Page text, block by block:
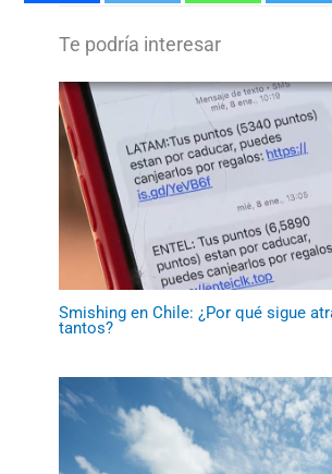
Smishing en Chile: ¿Por qué sigue
tantos?